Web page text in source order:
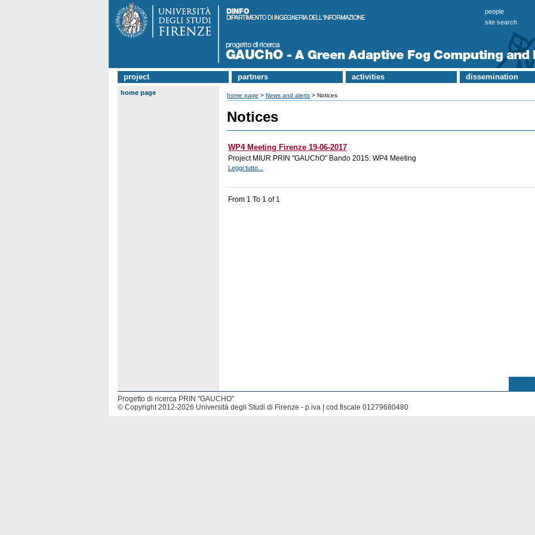
people
site search
project partners activities dissemination
home page home page > News and alerts > Notices
Notices
WP4 Meeting Firenze 19-06-2017
Project MIUR PRIN "GAUChO" Bando 2015: WP4 Meeting
Leggi tutto...
From 1 To 1 of 1
Progetto di ricerca PRIN "GAUCHO"
© Copyright 2012-2026 Università degli Studi di Firenze - p.iva | cod.fiscale 01279680480